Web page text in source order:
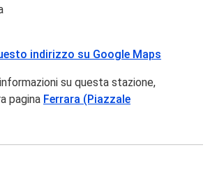
indirizzo su Google Maps
su questa stazione,
pagina Ferrara (Piazzale